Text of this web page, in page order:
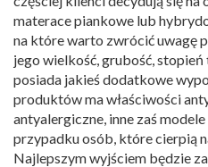
materace piankowe lub
na które warto zwrócić uwagę
jego wielkość, grubość,
posiada jakieś dodatkowe
produktów ma właściwości
antyalergiczne, inne zaś
przypadku osób, które cierpią
Najlepszym wyjściem będzie